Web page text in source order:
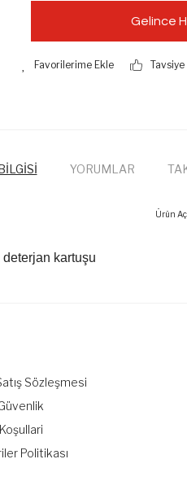
Gelince
Tavsiye
YORUMLAR
Ürün
kartuşu
Sözleşmesi
Politikası